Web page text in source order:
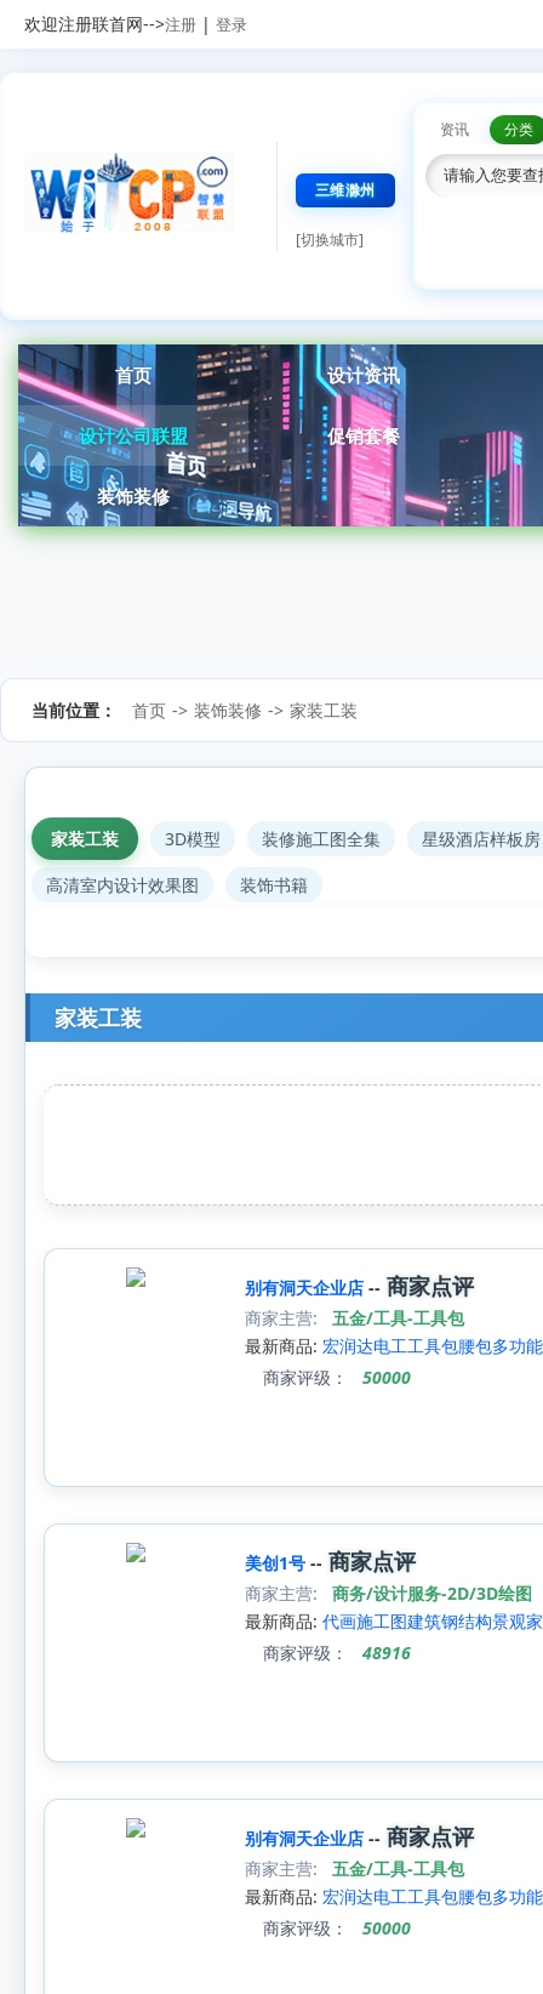
欢迎注册联首网-->注册 | 登录
三维滁州
[切换城市]
资讯 分类
首页 设计资讯
设计公司联盟 促销套餐
装饰装修
当前位置： 首页 -> 装饰装修 -> 家装工装
家装工装 3D模型 装修施工图全集
星级酒店样板房
高清室内设计效果图
装饰书籍
家装工装
别有洞天企业店 -- 商家点评
商家主营:
五金/工具-工具包
最新商品: 宏润达电工工具包腰包多功
商家评级：
50000
美创1号 -- 商家点评
商家主营:
商务/设计服务-2D/3D绘图
最新商品: 代画施工图建筑钢结构景观
商家评级：
48916
别有洞天企业店 -- 商家点评
商家主营:
五金/工具-工具包
最新商品: 宏润达电工工具包腰包多功
商家评级：
50000